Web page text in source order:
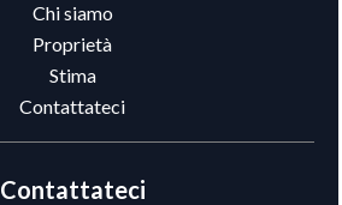
Chi siamo
Proprietà
Stima
Contattateci
Contattateci